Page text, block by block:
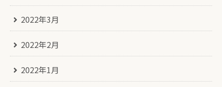
2022年3月
2022年2月
2022年1月